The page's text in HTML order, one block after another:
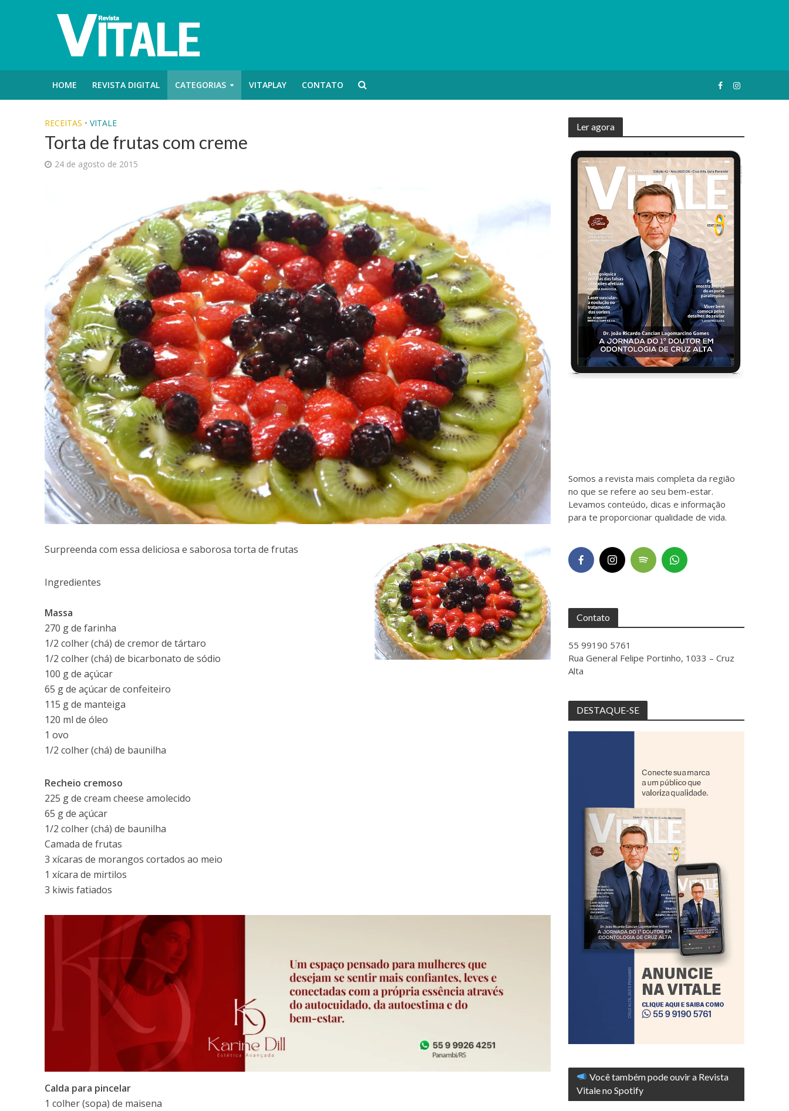
HOME REVISTA DIGITAL CATEGORIAS VITAPLAY CONTATO
RECEITAS • VITALE
Torta de frutas com creme
24 de agosto de 2015
Surpreenda com essa deliciosa e saborosa torta de frutas
Ingredientes
Massa
270 g de farinha
1/2 colher (chá) de cremor de tártaro
1/2 colher (chá) de bicarbonato de sódio
100 g de açúcar
65 g de açúcar de confeiteiro
115 g de manteiga
120 ml de óleo
1 ovo
1/2 colher (chá) de baunilha
Recheio cremoso
225 g de cream cheese amolecido
65 g de açúcar
1/2 colher (chá) de baunilha
Camada de frutas
3 xícaras de morangos cortados ao meio
1 xícara de mirtilos
3 kiwis fatiados
Calda para pincelar
1 colher (sopa) de maisena
Ler agora
Somos a revista mais completa da região
no que se refere ao seu bem-estar.
Levamos conteúdo, dicas e informação
para te proporcionar qualidade de vida.
Contato
55 99190 5761
Rua General Felipe Portinho, 1033 – Cruz
Alta
DESTAQUE-SE
Você também pode ouvir a Revista
Vitale no Spotify